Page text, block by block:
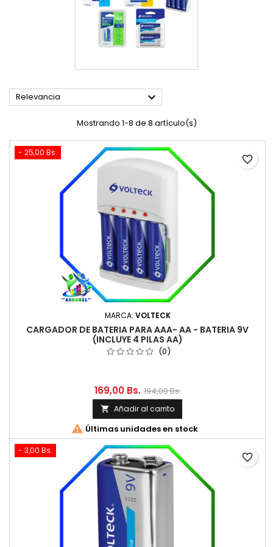
Relevancia 
Mostrando 1-8 de 8 artículo(s)
- 25,00 Bs.
MARCA: VOLTECK
CARGADOR DE BATERIA PARA AAA- AA - BATERIA 9V
(INCLUYE 4 PILAS AA)
(0)
169,00 Bs. 194,00 Bs.
 Añadir al carrito
 Últimas unidades en stock
favorite_border
- 3,00 Bs.
favorite_border